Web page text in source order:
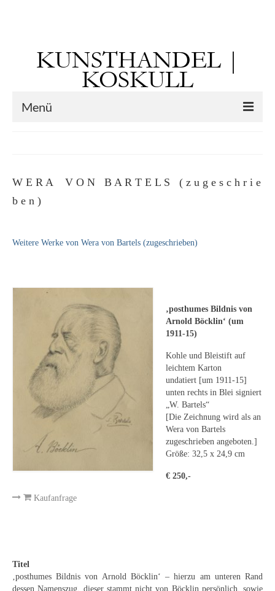
KUNSTHANDEL |
KOSKULL
Menü
George Paice
Johann Georg Strobel
Ludwig Martin Wilberg
Weitere Künstler nach 1945
Kunst 1900-1945
Walter Becker
Ernst Geitlinger
Wilhelm von Hillern-Flinsch
Paul Segieth
W E R A V O N B A R T E L S ( z u g e s c h r i e
b e n )
Weitere Werke von Wera von Bartels (zugeschrieben)
‚posthumes Bildnis von
Arnold Böcklin‘ (um
1911-15)
Kohle und Bleistift auf
leichtem Karton
undatiert [um 1911-15]
unten rechts in Blei signiert
„W. Bartels“
[Die Zeichnung wird als an
Wera von Bartels
zugeschrieben angeboten.]
Größe: 32,5 x 24,9 cm
€ 250,-
Kaufanfrage
Titel
‚posthumes Bildnis von Arnold Böcklin‘ – hierzu am unteren Rand
dessen Namenszug, dieser stammt nicht von Böcklin persönlich, sowie